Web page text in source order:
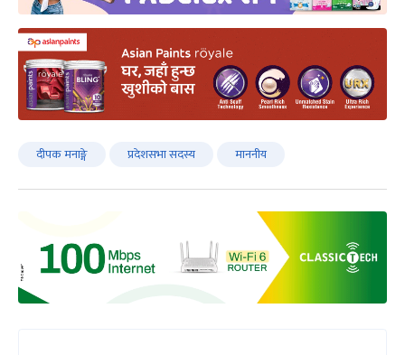
दीपक मनाङ्गे प्रदेशसभा सदस्य माननीय